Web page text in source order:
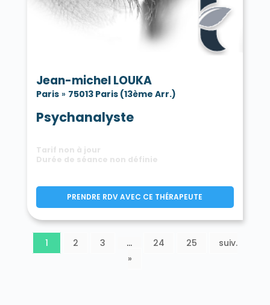
Jean-michel LOUKA
Paris» 75013 Paris (13ème Arr.)
Psychanalyste
Tarif non à jour
Durée de séance non définie
PRENDRE RDV AVEC CE THÉRAPEUTE
1 2 3 … 24 25
suiv.
»